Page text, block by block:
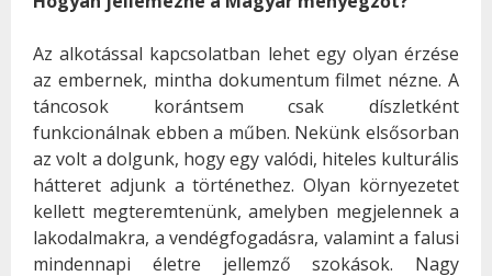
Az alkotással kapcsolatban lehet egy olyan érzése
az embernek, mintha dokumentum filmet nézne. A
táncosok korántsem csak díszletként
funkcionálnak ebben a műben. Nekünk elsősorban
az volt a dolgunk, hogy egy valódi, hiteles kulturális
hátteret adjunk a történethez. Olyan környezetet
kellett megteremtenünk, amelyben megjelennek a
lakodalmakra, a vendégfogadásra, valamint a falusi
mindennapi életre jellemző szokások. Nagy